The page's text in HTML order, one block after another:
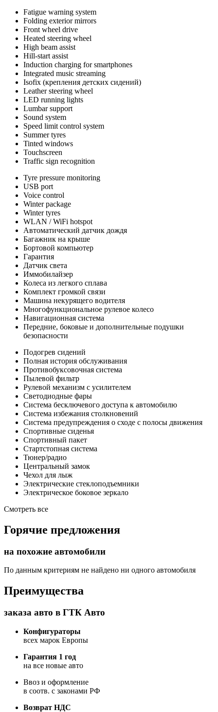
Fatigue warning system
Folding exterior mirrors
Front wheel drive
Heated steering wheel
High beam assist
Hill-start assist
Induction charging for smartphones
Integrated music streaming
Isofix (крепления детских сидений)
Leather steering wheel
LED running lights
Lumbar support
Sound system
Speed limit control system
Summer tyres
Tinted windows
Touchscreen
Traffic sign recognition
Tyre pressure monitoring
USB port
Voice control
Winter package
Winter tyres
WLAN / WiFi hotspot
Автоматический датчик дождя
Багажник на крыше
Бортовой компьютер
Гарантия
Датчик света
Иммобилайзер
Колеса из легкого сплава
Комплект громкой связи
Машина некурящего водителя
Многофункциональное рулевое колесо
Навигационная система
Передние, боковые и дополнительные подушки
безопасности
Подогрев сидений
Полная история обслуживания
Противобуксовочная система
Пылевой фильтр
Рулевой механизм с усилителем
Светодиодные фары
Система бесключевого доступа к автомобилю
Система избежания столкновений
Система предупреждения о сходе с полосы движения
Спортивные сиденья
Спортивный пакет
Стартстопная система
Тюнер/радио
Центральный замок
Чехол для лыж
Электрические стеклоподъемники
Электрическое боковое зеркало
Смотреть все
Горячие предложения
на похожие автомобили
По данным критериям не найдено ни одного автомобиля
Преимущества
заказа авто в ГТК Авто
Конфигураторы
всех марок Европы
Гарантия 1 год
на все новые авто
Ввоз и оформление
в соотв. с законами РФ
Возврат НДС